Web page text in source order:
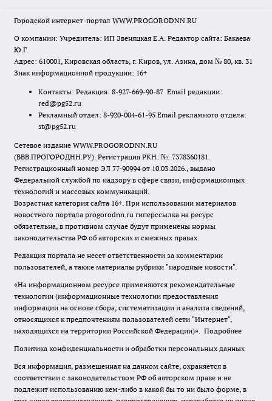
Городской интернет-портал WWW.PROGORODNN.RU
О компании: Учредитель: ИП Звеняцкая Е.А. Редактор сайта: Бакаева
Ю.Г.
Адрес: 610001, Кировская область, г. Киров, ул. Азина, дом № 80, кв. 31
Знак информационной продукции: 16+
Контакты: Редакция: 8-927-669-90-87 Email редакции:
red@pg52.ru
Рекламный отдел: 8-920-004-61-95 Email рекламного отдела:
st@pg52.ru
Сетевое издание WWW.PROGORODNN.RU
(ВВВ.ПРОГОРОДНН.РУ). Регистрация РКН: №: 7378360181.
Регистрационный номер ЭЛ 77-90994 от 10.03.2026., выдано
Федеральной службой по надзору в сфере связи, информационных
технологий и массовых коммуникаций.
Возрастная категория сайта 16+. При использовании материалов
новостного портала progorodnn.ru гиперссылка на ресурс
обязательна, в противном случае будут применены нормы
законодательства РФ об авторских и смежных правах.
Редакция портала не несет ответственности за комментарии
пользователей, а также материалы рубрики "народные новости".
«На информационном ресурсе применяются рекомендательные
технологии (информационные технологии предоставления
информации на основе сбора, систематизации и анализа сведений,
относящихся к предпочтениям пользователей сети "Интернет",
находящихся на территории Российской Федерации)». Подробнее
Политика конфиденциальности и обработки персональных данных
Вся информация, размещенная на данном сайте, охраняется в
соответствии с законодательством РФ об авторском праве и не
подлежит использованию кем-либо в какой бы то ни было форме, в